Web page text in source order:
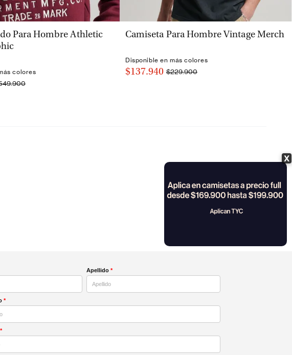
X
VISTA RÁPIDA
Para Hombre Athletic
colores
VISTA RÁPIDA
Camiseta Para Hombre Vintage Merch
Disponible en más colores
$137.940 $229.900
Apellido *
*
*